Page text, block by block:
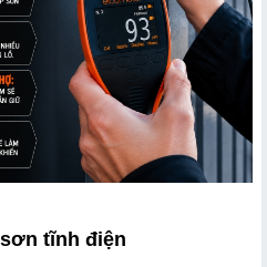
tĩnh điện